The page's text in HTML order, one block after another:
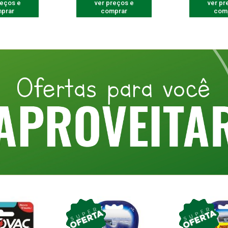
e
ver preços e
comprar
ver